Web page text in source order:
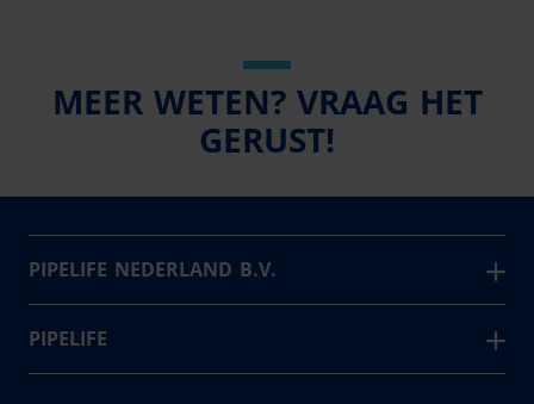
MEER WETEN? VRAAG HET
GERUST!
PIPELIFE NEDERLAND B.V.
Pipelife is één van de grootste producenten van
kunststof leidingsystemen in Europa. Sinds 1947
PIPELIFE
Over ons